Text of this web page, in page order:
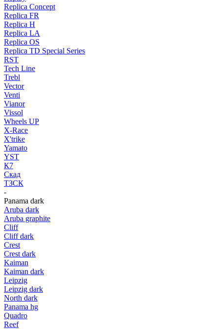
Replica Concept
Replica FR
Replica H
Replica LA
Replica OS
Replica TD Special Series
RST
Tech Line
Trebl
Vector
Venti
Vianor
Vissol
Wheels UP
X-Race
X'trike
Yamato
YST
К7
Скад
ТЗСК
-
Panama dark
Aruba dark
Aruba graphite
Cliff
Cliff dark
Crest
Crest dark
Kaiman
Kaiman dark
Leipzig
Leipzig dark
North dark
Panama hg
Quadro
Reef